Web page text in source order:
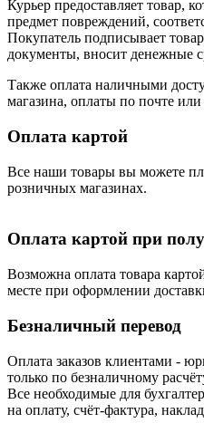
Курьер предоставляет товар,
предмет повреждений,
Покупатель подписывает
документы, вносит денежные
Также оплата наличными
магазина, оплаты по почте
Оплата картой
Все наши товары вы можете
розничных магазинах.
Оплата картой при
Возможна оплата товара
месте при оформлении
Безналичный перевод
Оплата заказов клиентами -
только по безналичному
Все необходимые для
на оплату, счёт-фактура,